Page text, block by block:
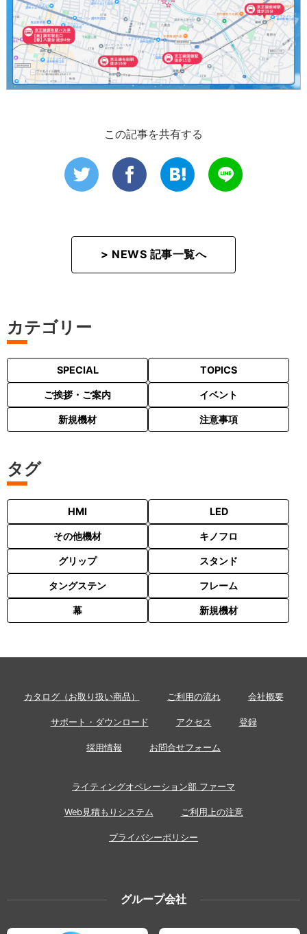
この記事を共有する
> NEWS 記事一覧へ
カテゴリー
SPECIAL TOPICS
ご挨拶・ご案内 イベント
新規機材 注意事項
タグ
HMI LED
その他機材 キノフロ
グリップ スタンド
タングステン フレーム
幕 新規機材
カタログ（お取り扱い商品） ご利用の流れ 会社概要
サポート・ダウンロード アクセス 登録
採用情報 お問合せフォーム
ライティングオペレーション部 ファーマ
Web見積もりシステム ご利用上の注意
プライバシーポリシー
グループ会社